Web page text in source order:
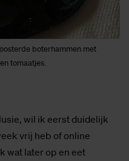
boterhammen met
tomaatjes.
wil ik eerst duidelijk
vrij heb of online
wat later op en eet